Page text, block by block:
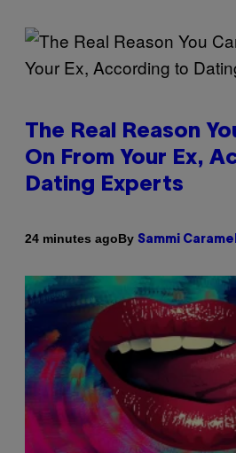
The Real Reason
On From Your Ex,
Dating Experts
24 minutes agoBy Sammi